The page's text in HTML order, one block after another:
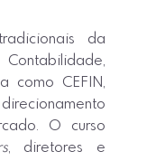
da
como CEFIN,
O curso
, diretores e